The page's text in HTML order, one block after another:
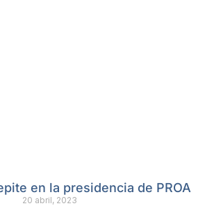
en la presidencia de PROA
20 abril, 2023